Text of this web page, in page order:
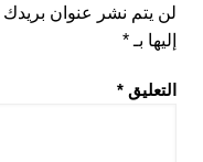
لن يتم نشر عنوان بريدك
إليها بـ *
التعليق *